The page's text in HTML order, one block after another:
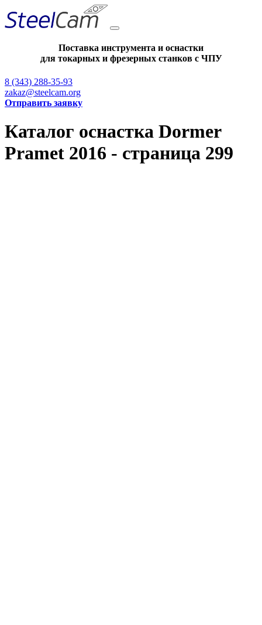
Поставка инструмента и оснастки
для токарных и фрезерных станков с ЧПУ
8 (343) 288-35-93
zakaz@steelcam.org
Отправить заявку
Каталог оснастка Dormer
Pramet 2016 - страница 299